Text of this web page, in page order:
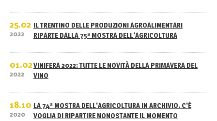
25.02
2022
IL TRENTINO DELLE PRODUZIONI AGROALIMENTARI
RIPARTE DALLA 75ª MOSTRA DELL'AGRICOLTURA
01.02
2022
VINIFERA 2022: TUTTE LE NOVITÀ DELLA PRIMAVERA DEL
VINO
18.10
2020
LA 74ª MOSTRA DELL'AGRICOLTURA IN ARCHIVIO. C'È
VOGLIA DI RIPARTIRE NONOSTANTE IL MOMENTO